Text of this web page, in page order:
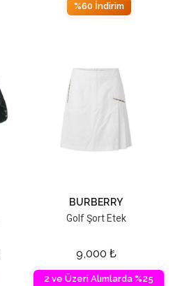
%60 İndirim
BURBERRY
Golf Şort Etek
9,000 ₺
2 ve Üzeri Alımlarda %25